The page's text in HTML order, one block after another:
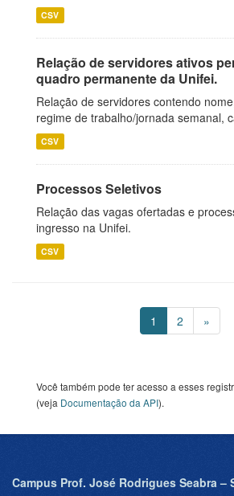
CSV
Relação de servidores ativos
quadro permanente da Unifei.
Relação de servidores contendo
regime de trabalho/jornada semanal,
CSV
Processos Seletivos
Relação das vagas ofertadas e
ingresso na Unifei.
CSV
1 2 »
Você também pode ter acesso a esses
(veja Documentação da API).
Campus Prof. José Rodrigues Seabra –